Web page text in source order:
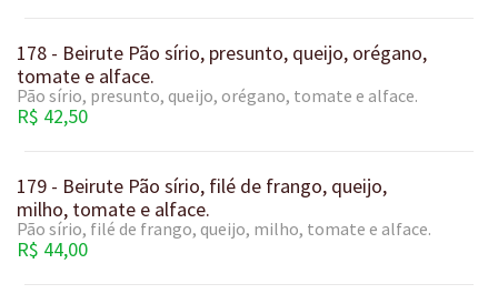
178 - Beirute Pão sírio, presunto, queijo, orégano,
tomate e alface.
Pão sírio, presunto, queijo, orégano, tomate e alface.
R$ 42,50
179 - Beirute Pão sírio, filé de frango, queijo,
milho, tomate e alface.
Pão sírio, filé de frango, queijo, milho, tomate e alface.
R$ 44,00